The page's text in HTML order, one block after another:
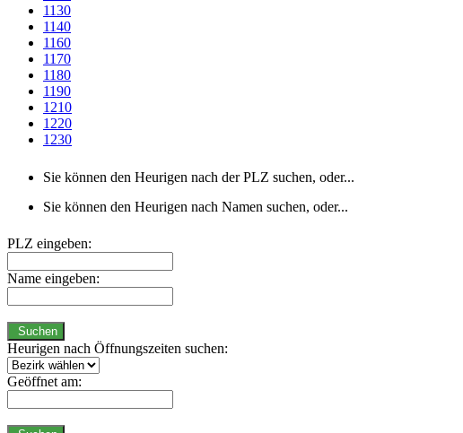
1130
1140
1160
1170
1180
1190
1210
1220
1230
Sie können den Heurigen nach der PLZ suchen, oder...
Sie können den Heurigen nach Namen suchen, oder...
PLZ eingeben:
Name eingeben:
Suchen
Heurigen nach Öffnungszeiten suchen:
Geöffnet am: